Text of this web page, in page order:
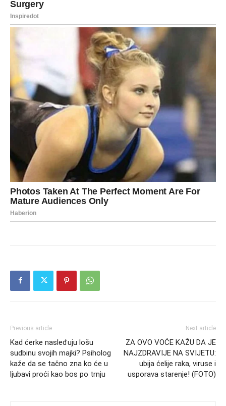
Previous article
Kad ćerke nasleđuju lošu
sudbinu svojih majki? Psiholog
kaže da se tačno zna ko će u
ljubavi proći kao bos po trnju
Next article
ZA OVO VOĆE KAŽU DA JE
NAJZDRAVIJE NA SVIJETU:
ubija ćelije raka, viruse i
usporava starenje! (FOTO)